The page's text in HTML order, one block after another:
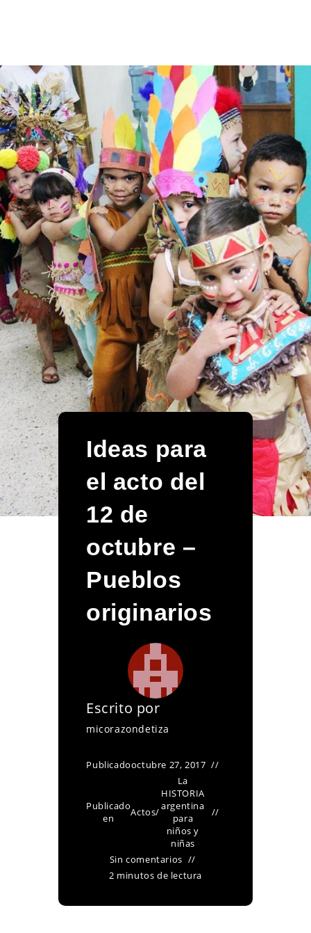
Ideas para
el acto del
12 de
octubre –
Pueblos
originarios
Escrito por
micorazondetiza
Publicadooctubre 27, 2017
Publicado
en
Actos/
La
HISTORIA
argentina
para
niños y
niñas
Sin comentarios
2 minutos de lectura